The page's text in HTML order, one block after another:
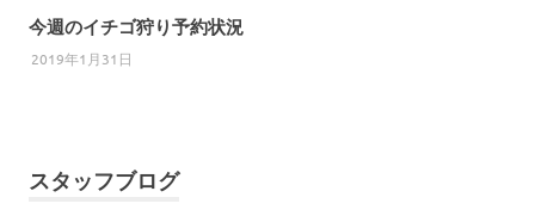
今週のイチゴ狩り予約状況
2019年1月31日
スタッフブログ